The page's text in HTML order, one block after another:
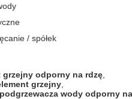
/ spółek
grzejny odporny na rdzę
grzejny
wody odporny